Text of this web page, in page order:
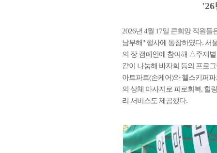
'26
2026년 4월 17일 큰희망 직원
남부해" 행사에 동참하였다. 서
의 장 캠페인에 참여해 △주제
같이 나눔해 바자회 등의 프로
아트파트(손케어)와 헬스키퍼
의 상체 마사지로 피로회복, 힐
리 서비스도 제공했다.